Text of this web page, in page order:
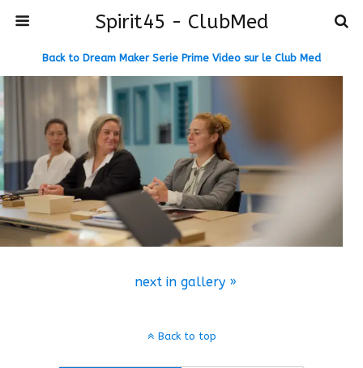
Spirit45 - ClubMed
Back to Dream Maker Serie Prime Video sur le Club Med
next in gallery »
Back to top